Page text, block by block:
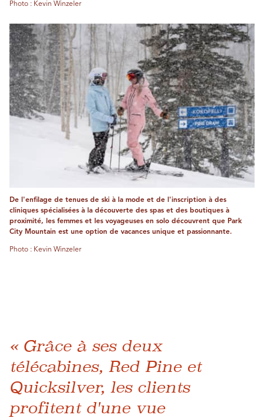
Photo : Kevin Winzeler
De l'enfilage de tenues de ski à la mode et de l'inscription à des
cliniques spécialisées à la découverte des spas et des boutiques à
proximité, les femmes et les voyageuses en solo découvrent que Park
City Mountain est une option de vacances unique et passionnante.
Photo : Kevin Winzeler
« Grâce à ses deux
télécabines, Red Pine et
Quicksilver, les clients
profitent d'une vue